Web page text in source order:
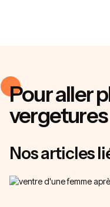
Pour aller
vergetures
Nos articles